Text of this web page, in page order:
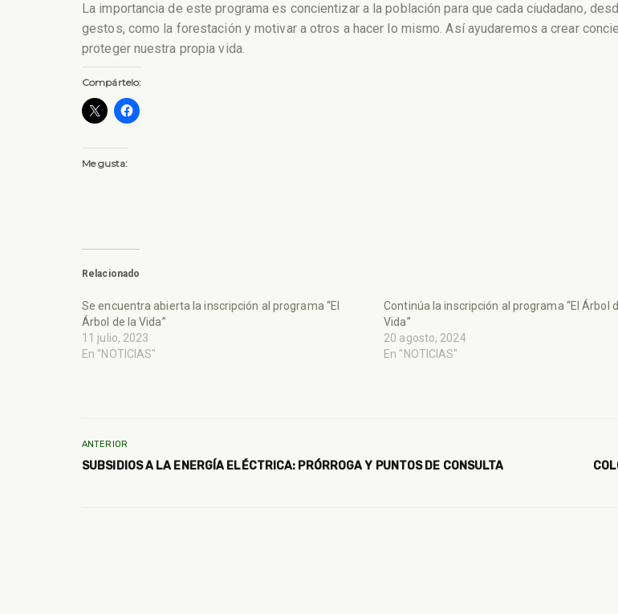
La importancia de este programa es concientizar a la población para que cada ciudadano,
gestos, como la forestación y motivar a otros a hacer lo mismo. Así ayudaremos a crear
proteger nuestra propia vida.
Compártelo:
Me gusta:
Relacionado
Se encuentra abierta la inscripción al programa “El
Árbol de la Vida”
11 julio, 2023
En "NOTICIAS"
Continúa la inscripción al programa “El Árbol
Vida”
20 agosto, 2024
En "NOTICIAS"
ANTERIOR
SUBSIDIOS A LA ENERGÍA ELÉCTRICA: PRÓRROGA Y PUNTOS DE CONSULTA